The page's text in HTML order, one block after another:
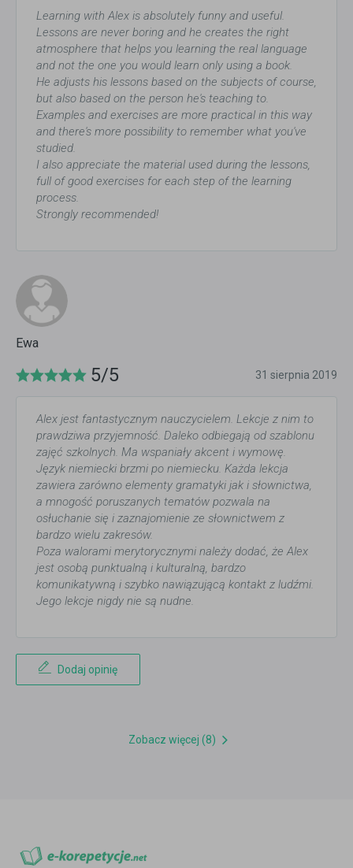
Learning with Alex is absolutely funny and useful.
Lessons are never boring and he creates the right
atmosphere that helps you learning the real language
and not the one you would learn only using a book.
He adjusts his lessons based on the subjects of course,
but also based on the person he's teaching to.
Examples and exercises are more practical in this way
and there's more possibility to remember what you've
studied.
I also appreciate the material used during the lessons,
full of good exercises for each step of the learning
process.
Strongly recommended!
Ewa
5/5 31 sierpnia 2019
Alex jest fantastycznym nauczycielem. Lekcje z nim to
prawdziwa przyjemność. Daleko odbiegają od szablonu
zajęć szkolnych. Ma wspaniały akcent i wymowę.
Język niemiecki brzmi po niemiecku. Każda lekcja
zawiera zarówno elementy gramatyki jak i słownictwa,
a mnogość poruszanych tematów pozwala na
osłuchanie się i zaznajomienie ze słownictwem z
bardzo wielu zakresów.
Poza walorami merytorycznymi należy dodać, że Alex
jest osobą punktualną i kulturalną, bardzo
komunikatywną i szybko nawiązującą kontakt z ludźmi.
Jego lekcje nigdy nie są nudne.
Dodaj opinię
Zobacz więcej (8)